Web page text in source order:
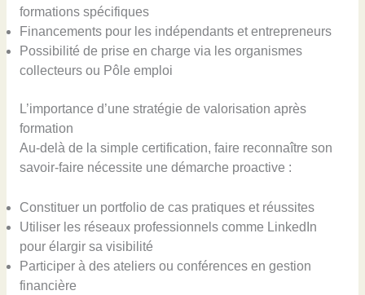
formations spécifiques
Financements pour les indépendants et entrepreneurs
Possibilité de prise en charge via les organismes
collecteurs ou Pôle emploi
L’importance d’une stratégie de valorisation après
formation
Au-delà de la simple certification, faire reconnaître son
savoir-faire nécessite une démarche proactive :
Constituer un portfolio de cas pratiques et réussites
Utiliser les réseaux professionnels comme LinkedIn
pour élargir sa visibilité
Participer à des ateliers ou conférences en gestion
financière